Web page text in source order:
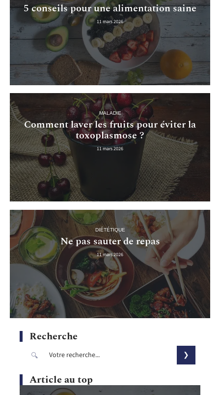
5 conseils pour une alimentation saine
11 mars 2026
MALADIE
Comment laver les fruits pour éviter la
toxoplasmose ?
11 mars 2026
DIÉTÉTIQUE
Ne pas sauter de repas
11 mars 2026
Recherche
Article au top